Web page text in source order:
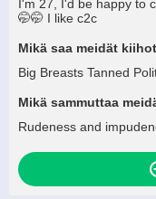
I'm 27, I'd be happy to
🤭🤭 I like c2c
Mikä saa meidät
Big Breasts Tanned
Mikä sammuttaa
Rudeness and